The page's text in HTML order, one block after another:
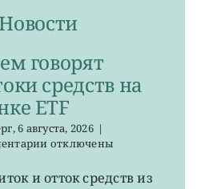
говорят
средств на
ETF
6 августа, 2026 |
к
О
отключены
и отток средств из